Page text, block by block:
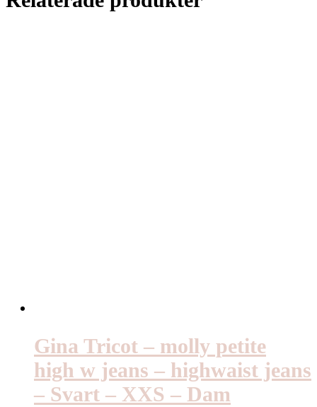
Gina Tricot – molly petite
high w jeans – highwaist jeans
– Svart – XXS – Dam